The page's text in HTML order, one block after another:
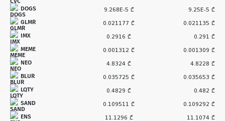
DOGS 9.268E-5 ₾ 9.25E-5 ₾
GLMR 0.021177 ₾ 0.021135 ₾
IMX 0.2916 ₾ 0.291 ₾
MEME 0.001312 ₾ 0.001309 ₾
NEO 4.8324 ₾ 4.8228 ₾
BLUR 0.035725 ₾ 0.035653 ₾
LQTY 0.4829 ₾ 0.482 ₾
SAND 0.109511 ₾ 0.109292 ₾
ENS 11.1296 ₾ 11.1074 ₾